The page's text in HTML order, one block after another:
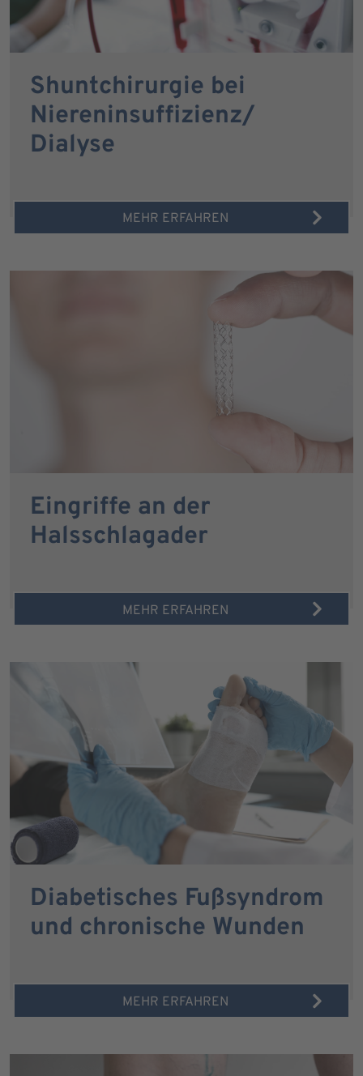
Shuntchirurgie bei
Niereninsuffizienz/
Dialyse
MEHR ERFAHREN
Eingriffe an der
Halsschlagader
MEHR ERFAHREN
Diabetisches Fußsyndrom
und chronische Wunden
MEHR ERFAHREN